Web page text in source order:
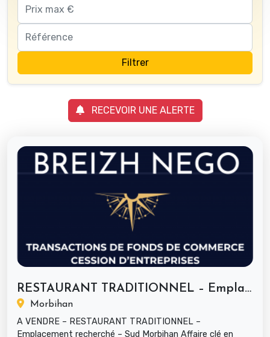
Filtrer
RECEVOIR UNE ALERTE
RESTAURANT TRADITIONNEL – Emplacement...
Morbihan
A VENDRE – RESTAURANT TRADITIONNEL –
Emplacement recherché – Sud Morbihan Affaire clé en